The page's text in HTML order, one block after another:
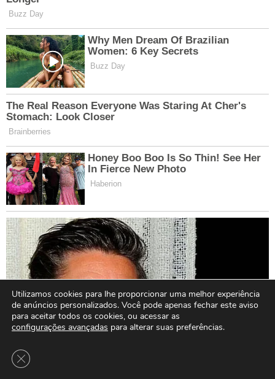
Utilizamos cookies para lhe proporcionar uma melhor experiência
de anúncios personalizados. Você pode apenas fechar este aviso
para aceitar todos os cookies, ou acessar as
configurações avançadas para alterar suas preferências.
Close GDPR Cookie Banner